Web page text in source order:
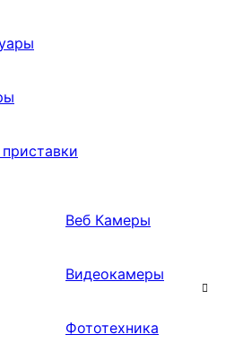
Веб Камеры
Видеокамеры
Фототехника